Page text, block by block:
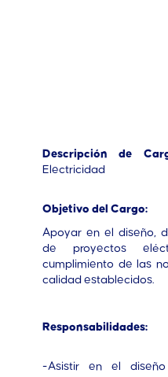
Descripción de
Electricidad
Objetivo del Cargo:
Apoyar en el diseño,
de proyectos
cumplimiento de las
calidad establecidos.
Responsabilidades:
-Asistir en el